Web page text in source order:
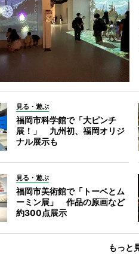
見る・遊ぶ
福岡市科学館で「大ピンチ
展！」 九州初、福岡オリジ
ナル展示も
見る・遊ぶ
福岡市美術館で「トーベとム
ーミン展」 作品の原画など
約300点展示
もっと